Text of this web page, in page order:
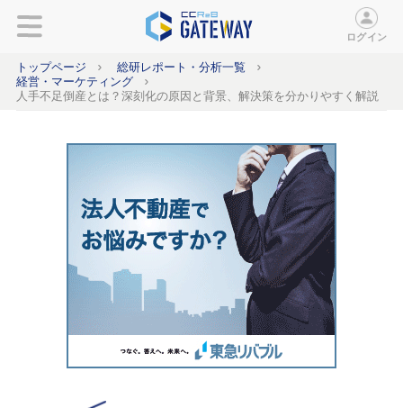
ログイン
トップページ
総研レポート・分析一覧
経営・マーケティング
人手不足倒産とは？深刻化の原因と背景、解決策を分かりやすく解説